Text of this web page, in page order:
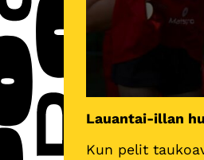
Lauantai-illan
Kun pelit